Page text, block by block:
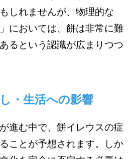
しれませんが、物理的な
においては、餅は非常に難
るという認識が広まりつつ
・生活への影響
進む中で、餅イレウスの症
ことが予想されます。しか